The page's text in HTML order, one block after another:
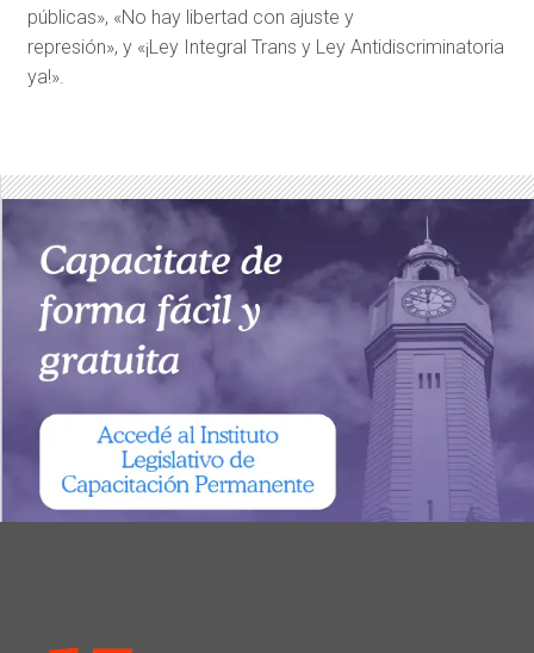
públicas», «No hay libertad con ajuste y
represión», y «¡Ley Integral Trans y Ley Antidiscriminatoria
ya!».